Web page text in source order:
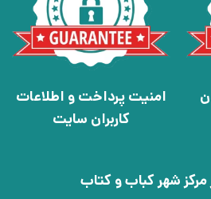
امنیت پرداخت و اطلاعات
کاربران سایت
شهر کباب و کتاب